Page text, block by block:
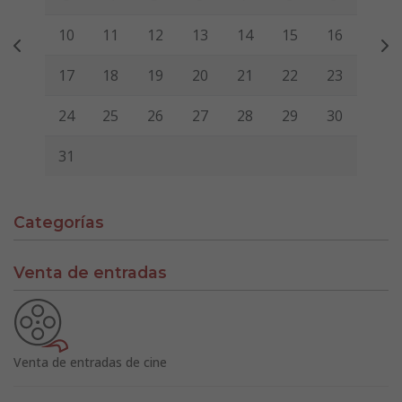
10 11 12 13 14 15 16
17 18 19 20 21 22 23
24 25 26 27 28 29 30
31
Categorías
Venta de entradas
Venta de entradas de cine